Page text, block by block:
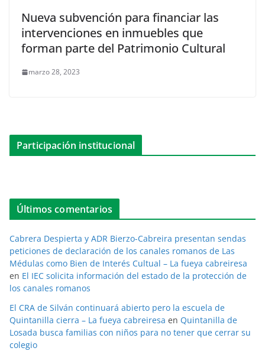
Nueva subvención para financiar las
intervenciones en inmuebles que
forman parte del Patrimonio Cultural
marzo 28, 2023
Participación institucional
Últimos comentarios
Cabrera Despierta y ADR Bierzo-Cabreira presentan sendas
peticiones de declaración de los canales romanos de Las
Médulas como Bien de Interés Cultual – La fueya cabreiresa
en El IEC solicita información del estado de la protección de
los canales romanos
El CRA de Silván continuará abierto pero la escuela de
Quintanilla cierra – La fueya cabreiresa en Quintanilla de
Losada busca familias con niños para no tener que cerrar su
colegio